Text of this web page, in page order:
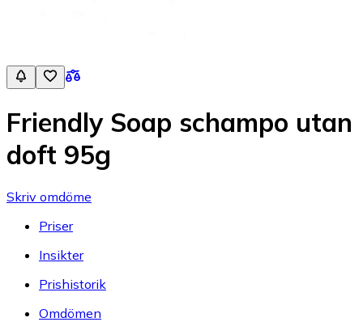
Friendly Soap schampo utan
doft 95g
Skriv omdöme
Priser
Insikter
Prishistorik
Omdömen